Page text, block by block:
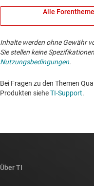
Alle
Inhalte werden ohne Gewähr
Sie stellen keine
Nutzungsbedingungen.
Bei Fragen zu den Themen
Produkten sieheTI-Support. ​​​​​​​​​​​​​​
Über TI